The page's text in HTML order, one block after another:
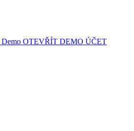
Demo OTEVŘÍT DEMO ÚČET